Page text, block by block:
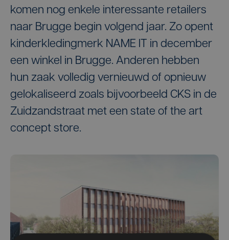
komen nog enkele interessante retailers
naar Brugge begin volgend jaar. Zo opent
kinderkledingmerk NAME IT in december
een winkel in Brugge. Anderen hebben
hun zaak volledig vernieuwd of opnieuw
gelokaliseerd zoals bijvoorbeeld CKS in de
Zuidzandstraat met een state of the art
concept store.